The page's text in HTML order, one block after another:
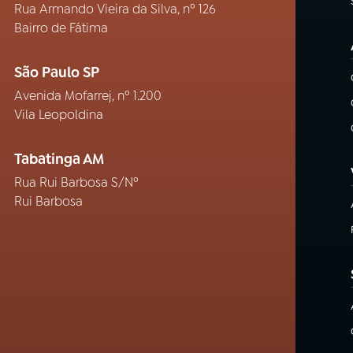
Rua Armando Vieira da Silva, nº 126
Bairro de Fátima
São Paulo SP
Avenida Mofarrej, nº 1.200
Vila Leopoldina
Tabatinga AM
Rua Rui Barbosa S/Nº
Rui Barbosa